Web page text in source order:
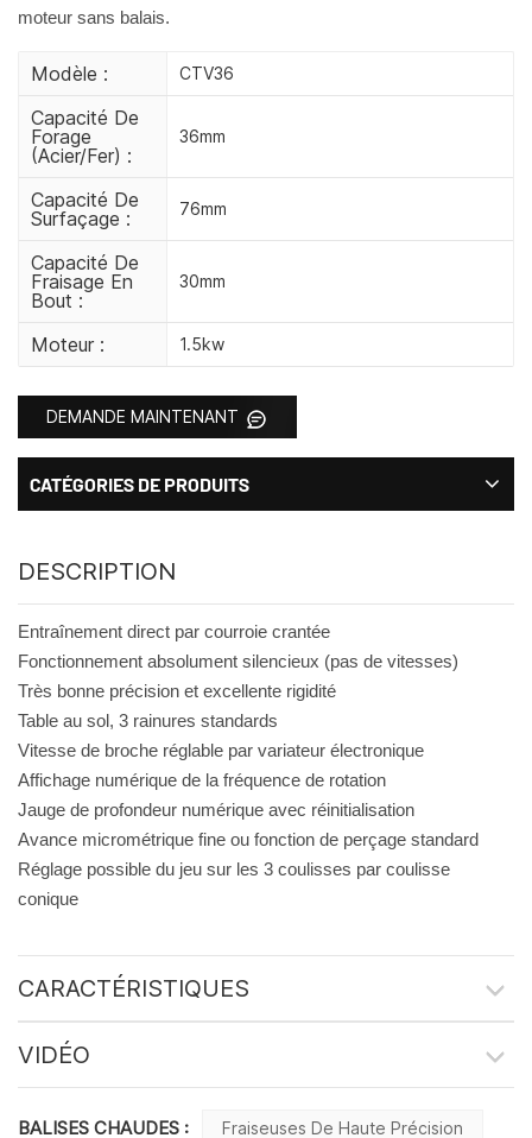
moteur sans balais.
Modèle : CTV36
Capacité De
Forage
(acier/fer) :
36mm
Capacité De
Surfaçage :
76mm
Capacité De
Fraisage En
Bout :
30mm
Moteur : 1.5kw
DEMANDE MAINTENANT
CATÉGORIES DE PRODUITS
DESCRIPTION
Entraînement direct par courroie crantée
Fonctionnement absolument silencieux (pas de vitesses)
Très bonne précision et excellente rigidité
Table au sol, 3 rainures standards
Vitesse de broche réglable par variateur électronique
Affichage numérique de la fréquence de rotation
Jauge de profondeur numérique avec réinitialisation
Avance micrométrique fine ou fonction de perçage standard
Réglage possible du jeu sur les 3 coulisses par coulisse
conique
CARACTÉRISTIQUES
VIDÉO
BALISES CHAUDES : Fraiseuses De Haute Précision